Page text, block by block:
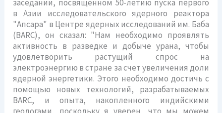
заседании, посвященном 50-летию пуска первого
в Азии исследовательского ядерного реактора
"Апсара" в Центре ядерных исследований им. Баба
(BARC), он сказал: "Нам необходимо проявлять
активность в разведке и добыче урана, чтобы
удовлетворить растущий спрос на
электроэнергию в стране за счет увеличения доли
ядерной энергетики. Этого необходимо достичь с
помощью новых технологий, разрабатываемых
BARC, и опыта, накопленного индийскими
геологами, поскольку я уверен, что мы можем